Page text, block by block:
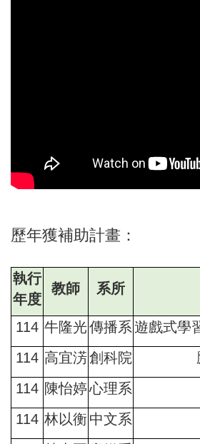
歷年獲補助計畫：
執行
年度
教師 系所
114 牛隆光傳播系遊戲式學
114 高宜淓創科院
114 陳怡婷心理系
114 林以衡中文系